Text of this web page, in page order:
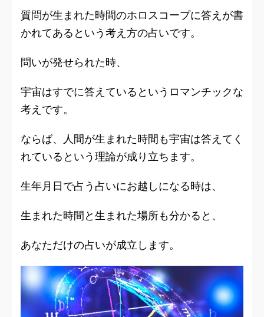
質問が生まれた時間のホロスコープに答えが書
かれてあるという考え方の占いです。
問いが発せられた時、
宇宙はすでに答えているというロマンチックな
考えです。
ならば、人間が生まれた時間も宇宙は答えてく
れているという理論が成り立ちます。
生年月日で占う占いにお越しになる時は、
生まれた時間と生まれた場所も分かると、
あなただけの占いが成立します。